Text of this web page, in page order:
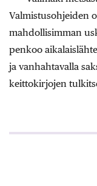
Valmistusohjeiden
mahdollisimman
penkoo
ja vanhahtavalla
keittokirjojen